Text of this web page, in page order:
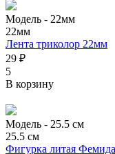
Модель - 22мм
22мм
Лента триколор 22мм
29 ₽
5
В корзину
Модель - 25.5 см
25.5 см
Фигурка литая